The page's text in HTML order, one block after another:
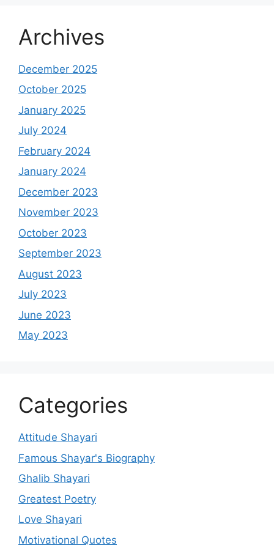
Archives
December 2025
October 2025
January 2025
July 2024
February 2024
January 2024
December 2023
November 2023
October 2023
September 2023
August 2023
July 2023
June 2023
May 2023
Categories
Attitude Shayari
Famous Shayar's Biography
Ghalib Shayari
Greatest Poetry
Love Shayari
Motivational Quotes